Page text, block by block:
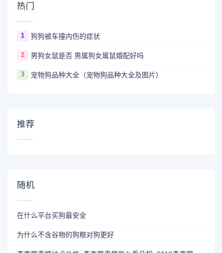
热门
1 狗狗被车撞内伤的症状
2 男狗女鼠是否 男属狗女属鼠婚配好吗
3 宠物狗品种大全（宠物狗品种大全及图片）
推荐
随机
在什么平台买狗最安全
为什么不含谷物的狗粮对狗更好